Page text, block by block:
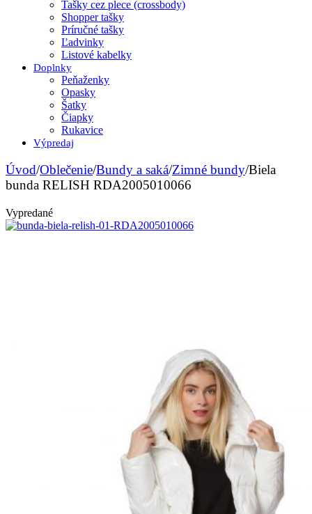
Tašky cez plece (crossbody)
Shopper tašky
Príručné tašky
Ľadvinky
Listové kabelky
Doplnky
Peňaženky
Opasky
Šatky
Čiapky
Rukavice
Výpredaj
Úvod/Oblečenie/Bundy a saká/Zimné bundy/Biela
bunda RELISH RDA2005010066
Vypredané